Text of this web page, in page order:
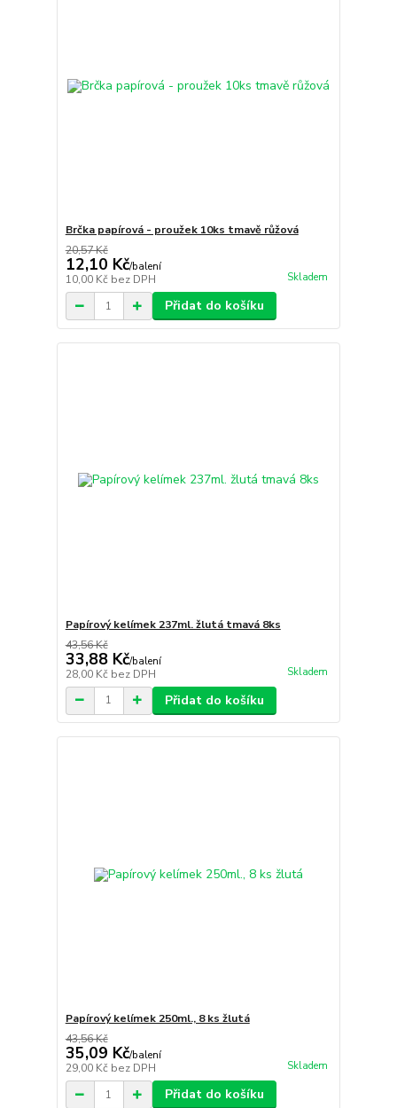
Brčka papírová - proužek 10ks tmavě růžová
20,57 Kč
12,10 Kč/balení
10,00 Kč bez DPH Skladem
Přidat do košíku
Papírový kelímek 237ml. žlutá tmavá 8ks
43,56 Kč
33,88 Kč/balení
28,00 Kč bez DPH Skladem
Přidat do košíku
Papírový kelímek 250ml., 8 ks žlutá
43,56 Kč
35,09 Kč/balení
29,00 Kč bez DPH Skladem
Přidat do košíku